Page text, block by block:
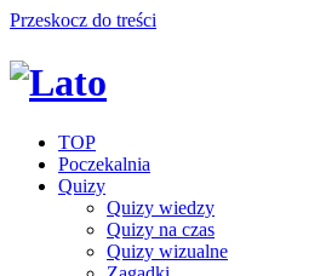
Przeskocz do treści
TOP
Poczekalnia
Quizy
Quizy wiedzy
Quizy na czas
Quizy wizualne